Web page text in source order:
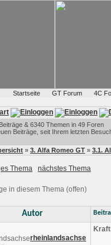
Startseite GT Forum 4C
& 6340 Themen in 49 Foren
Beiträge, seit Ihrem letzten
» 3. Alfa Romeo GT » 3.1.
Thema nächstes Thema
in diesem Thema (offen)
Autor
rheinlandsachse